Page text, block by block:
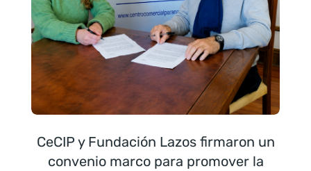
CeCIP y Fundación Lazos firmaron un
convenio marco para promover la